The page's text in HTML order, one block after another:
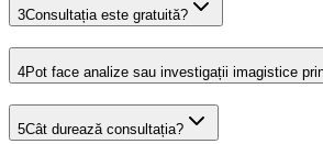
3Consultația este gratuită?
4Pot face analize sau investigații imagistice
5Cât durează consultația?